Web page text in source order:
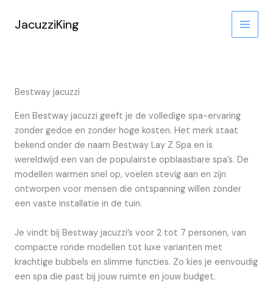
JacuzziKing
Bestway jacuzzi
Een Bestway jacuzzi geeft je de volledige spa-ervaring
zonder gedoe en zonder hoge kosten. Het merk staat
bekend onder de naam Bestway Lay Z Spa en is
wereldwijd een van de populairste opblaasbare spa’s. De
modellen warmen snel op, voelen stevig aan en zijn
ontworpen voor mensen die ontspanning willen zonder
een vaste installatie in de tuin.
Je vindt bij Bestway jacuzzi’s voor 2 tot 7 personen, van
compacte ronde modellen tot luxe varianten met
krachtige bubbels en slimme functies. Zo kies je eenvoudig
een spa die past bij jouw ruimte en jouw budget.